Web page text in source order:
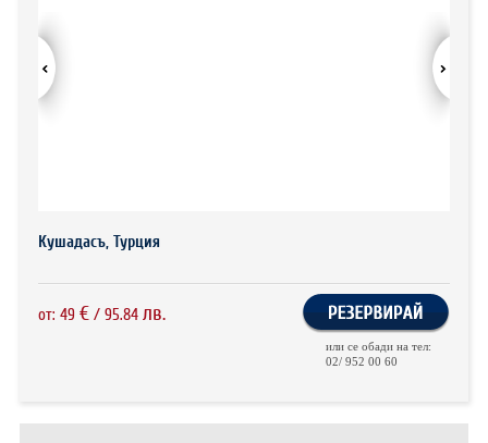
НОВА ГОДИНА 2027
ХОТЕЛИ В АЛБАНИЯ
ОБЩИ УСЛОВИЯ ПАКЕТНИ
Кушадасъ, Турция
от: 49 €/ 95.84 лв.
или се обади на тел:
02/ 952 00 60